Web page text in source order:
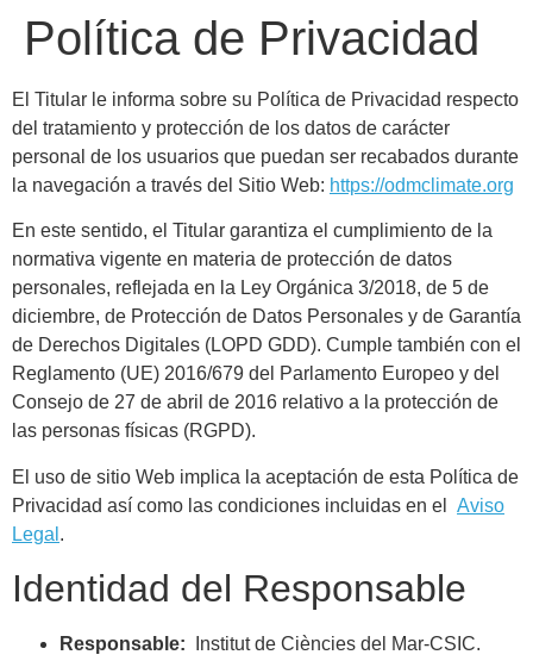
Política de Privacidad
El Titular le informa sobre su Política de Privacidad respecto
del tratamiento y protección de los datos de carácter
personal de los usuarios que puedan ser recabados durante
la navegación a través del Sitio Web: https://odmclimate.org
En este sentido, el Titular garantiza el cumplimiento de la
normativa vigente en materia de protección de datos
personales, reflejada en la Ley Orgánica 3/2018, de 5 de
diciembre, de Protección de Datos Personales y de Garantía
de Derechos Digitales (LOPD GDD). Cumple también con el
Reglamento (UE) 2016/679 del Parlamento Europeo y del
Consejo de 27 de abril de 2016 relativo a la protección de
las personas físicas (RGPD).
El uso de sitio Web implica la aceptación de esta Política de
Privacidad así como las condiciones incluidas en el Aviso
Legal .
Identidad del Responsable
Responsable: Institut de Ciències del Mar-CSIC.